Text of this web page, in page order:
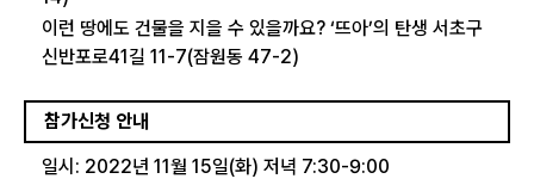
이런 땅에도 건물을 지을 수 있을까요? ‘뜨아’의 탄생 서초구
신반포로41길 11-7(잠원동 47-2)
참가신청 안내
일시: 2022년 11월 15일(화) 저녁 7:30-9:00